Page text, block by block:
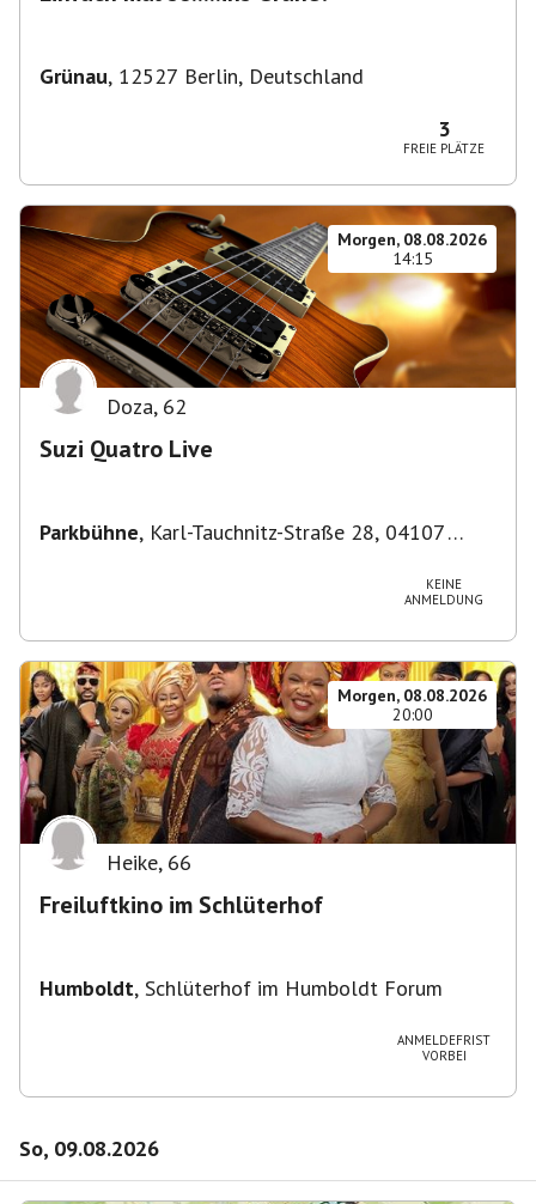
Grünau, 12527 Berlin, Deutschland
3
FREIE PLÄTZE
Morgen, 08.08.2026
14:15
Doza, 62
Suzi Quatro Live
Parkbühne, Karl-Tauchnitz-Straße 28, 04107
KEINE
ANMELDUNG
Morgen, 08.08.2026
20:00
Heike, 66
Freiluftkino im Schlüterhof
Humboldt, Schlüterhof im Humboldt Forum
ANMELDEFRIST
VORBEI
So, 09.08.2026